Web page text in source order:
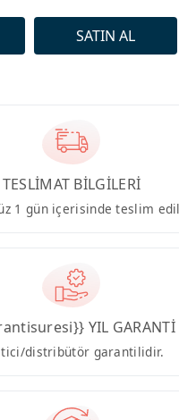
TESLİMAT BİLGİLERİ
1 gün içerisinde teslim
YIL GARANTİ
distribütör garantilidir.